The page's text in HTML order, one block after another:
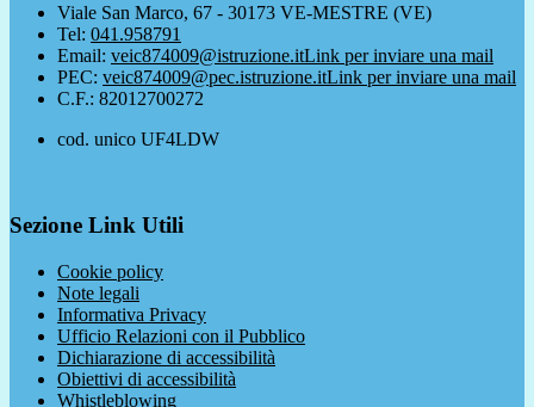
Viale San Marco, 67 - 30173 VE-MESTRE (VE)
Tel: 041.958791
Email: veic874009@istruzione.itLink per inviare una mail
PEC: veic874009@pec.istruzione.itLink per inviare una mail
C.F.: 82012700272
cod. unico UF4LDW
Sezione Link Utili
Cookie policy
Note legali
Informativa Privacy
Ufficio Relazioni con il Pubblico
Dichiarazione di accessibilità
Obiettivi di accessibilità
Whistleblowing